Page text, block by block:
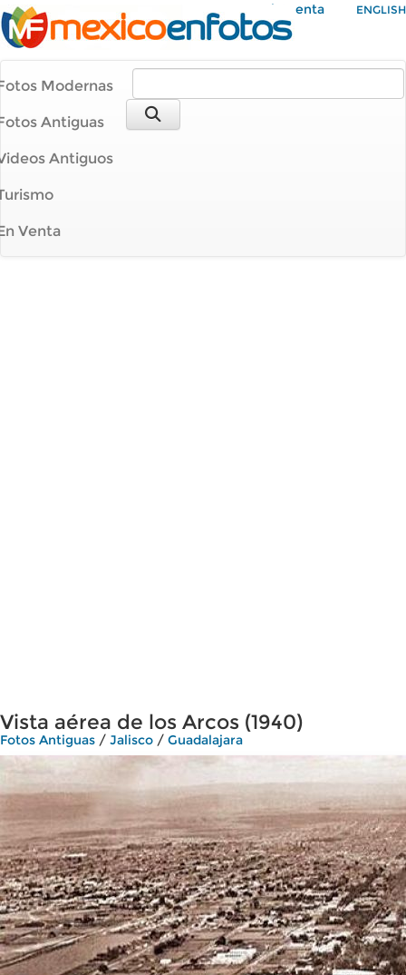
Mi Cuenta ENGLISH
Modernas
Antiguas
Antiguos
Venta
Vista aérea de los Arcos (1940)
Fotos Antiguas / Jalisco / Guadalajara